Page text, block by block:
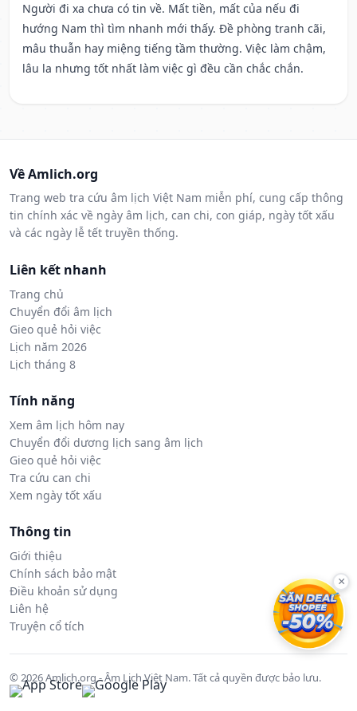
Người đi xa chưa có tin về. Mất tiền, mất của nếu đi
hướng Nam thì tìm nhanh mới thấy. Đề phòng tranh cãi,
mâu thuẫn hay miệng tiếng tầm thường. Việc làm chậm,
lâu la nhưng tốt nhất làm việc gì đều cần chắc chắn.
Về Amlich.org
Trang web tra cứu âm lịch Việt Nam miễn phí, cung cấp thông
tin chính xác về ngày âm lịch, can chi, con giáp, ngày tốt xấu
và các ngày lễ tết truyền thống.
Liên kết nhanh
Trang chủ
Chuyển đổi âm lịch
Gieo quẻ hỏi việc
Lịch năm 2026
Lịch tháng 8
Tính năng
Xem âm lịch hôm nay
Chuyển đổi dương lịch sang âm lịch
Gieo quẻ hỏi việc
Tra cứu can chi
Xem ngày tốt xấu
Thông tin
Giới thiệu
Chính sách bảo mật
Điều khoản sử dụng
Liên hệ
Truyện cổ tích
© 2026 Amlich.org - Âm Lịch Việt Nam. Tất cả quyền được bảo lưu.
×